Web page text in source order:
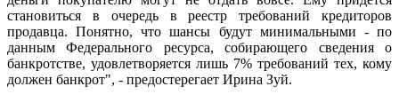
становиться в очередь в реестр требований кредиторов
продавца. Понятно, что шансы будут минимальными - по
данным Федерального ресурса, собирающего сведения о
банкротстве, удовлетворяется лишь 7% требований тех, кому
должен банкрот", - предостерегает Ирина Зуй.